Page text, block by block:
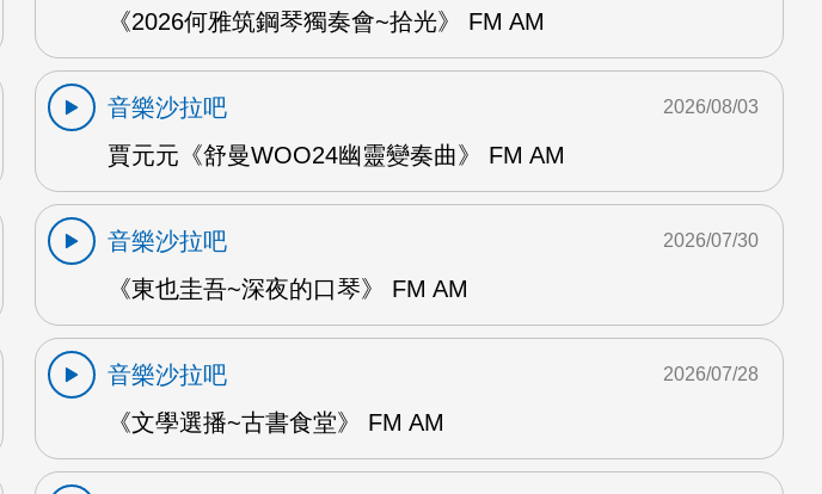
《2026何雅筑鋼琴獨奏會~拾光》 FM AM
音樂沙拉吧
賈元元《舒曼WOO24幽靈變奏曲》 FM AM
2026/08/03
音樂沙拉吧
《東也圭吾~深夜的口琴》 FM AM
2026/07/30
音樂沙拉吧
《文學選播~古書食堂》 FM AM
2026/07/28